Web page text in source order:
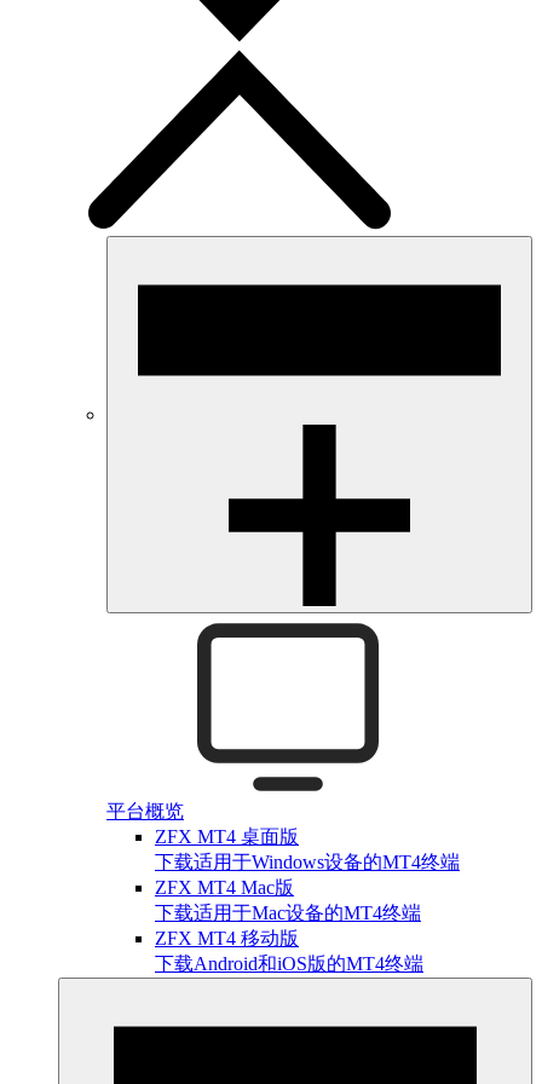
平台概览
ZFX MT4 桌面版
下载适用于Windows设备的MT4终端
ZFX MT4 Mac版
下载适用于Mac设备的MT4终端
ZFX MT4 移动版
下载Android和iOS版的MT4终端